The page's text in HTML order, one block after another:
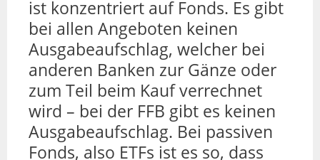
ist konzentriert auf Fonds. Es gibt
bei allen Angeboten keinen
Ausgabeaufschlag, welcher bei
anderen Banken zur Gänze oder
zum Teil beim Kauf verrechnet
wird – bei der FFB gibt es keinen
Ausgabeaufschlag. Bei passiven
Fonds, also ETFs ist es so, dass